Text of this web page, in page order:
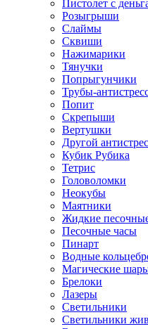
Пистолет с
Розыгрыши
Слаймы
Сквиши
Нажимарики
Тянучки
Попрыгунчики
Трубы-
Попит
Скрепыши
Вертушки
Другой
Кубик Рубика
Тетрис
Головоломки
Неокубы
Маятники
Жидкие
Песочные часы
Пинарт
Водные
Магические
Брелоки
Лазеры
Светильники
Светильники